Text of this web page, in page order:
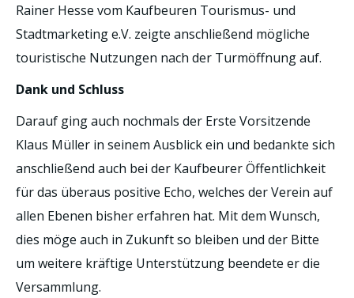
Rainer Hesse vom Kaufbeuren Tourismus- und
Stadtmarketing e.V. zeigte anschließend mögliche
touristische Nutzungen nach der Turmöffnung auf.
Dank und Schluss
Darauf ging auch nochmals der Erste Vorsitzende
Klaus Müller in seinem Ausblick ein und bedankte sich
anschließend auch bei der Kaufbeurer Öffentlichkeit
für das überaus positive Echo, welches der Verein auf
allen Ebenen bisher erfahren hat. Mit dem Wunsch,
dies möge auch in Zukunft so bleiben und der Bitte
um weitere kräftige Unterstützung beendete er die
Versammlung.